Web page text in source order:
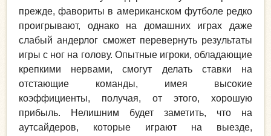
прежде, фавориты в американском футболе редко
проигрывают, однако на домашних играх даже
слабый андерлог сможет перевернуть результаты
игры с ног на голову. Опытные игроки, обладающие
крепкими нервами, смогут делать ставки на
отстающие команды, имея высокие
коэффициенты, получая, от этого, хорошую
прибыль. Нелишним будет заметить, что на
аутсайдеров, которые играют на выезде,